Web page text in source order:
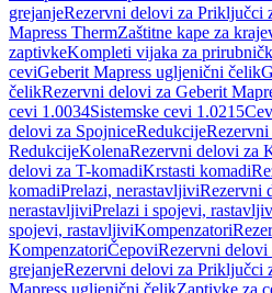
grejanjeRezervni delovi za Priključci
Mapress ThermZaštitne kape za
zaptivkeKompleti vijaka za
ceviGeberit Mapress ugljenični čelik
čelikRezervni delovi za Geberit
cevi 1.0034Sistemske cevi 1.0215
delovi za SpojniceRedukcije
RedukcijeKolenaRezervni delovi za
delovi za T-komadiKrstasti komadi
komadiPrelazi, nerastavljiviRezervni
nerastavljiviPrelazi i spojevi,
spojevi, rastavljiviKompenzatori
KompenzatoriČepoviRezervni delovi
grejanjeRezervni delovi za Priključci
Mapress ugljenični čelikZaptivke za